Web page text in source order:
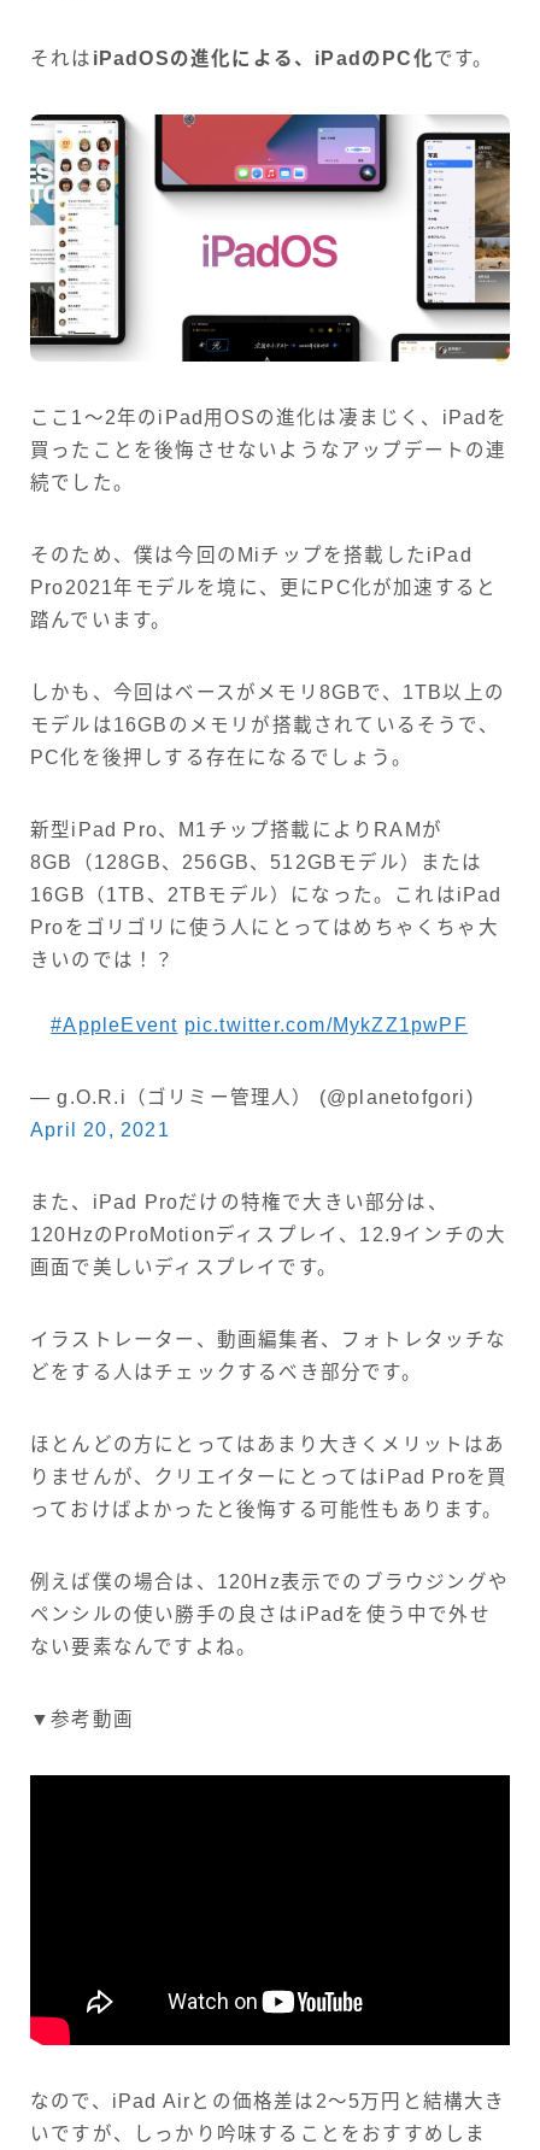
それは iPadOSの進化による、iPadのPC化です。
ここ1〜2年のiPad用OSの進化は凄まじく、iPadを
買ったことを後悔させないようなアップデートの連
続でした。
そのため、僕は今回のMiチップを搭載したiPad
Pro2021年モデルを境に、更にPC化が加速すると
踏んでいます。
しかも、今回はベースがメモリ8GBで、1TB以上の
モデルは16GBのメモリが搭載されているそうで、
PC化を後押しする存在になるでしょう。
新型iPad Pro、M1チップ搭載によりRAMが
8GB（128GB、256GB、512GBモデル）または
16GB（1TB、2TBモデル）になった。これはiPad
Proをゴリゴリに使う人にとってはめちゃくちゃ大
きいのでは！？
#AppleEvent pic.twitter.com/MykZZ1pwPF
— g.O.R.i（ゴリミー管理人） (@planetofgori)
April 20, 2021
また、iPad Proだけの特権で大きい部分は、
120HzのProMotionディスプレイ、12.9インチの大
画面で美しいディスプレイです。
イラストレーター、動画編集者、フォトレタッチな
どをする人はチェックするべき部分です。
ほとんどの方にとってはあまり大きくメリットはあ
りませんが、クリエイターにとってはiPad Proを買
っておけばよかったと後悔する可能性もあります。
例えば僕の場合は、120Hz表示でのブラウジングや
ペンシルの使い勝手の良さはiPadを使う中で外せ
ない要素なんですよね。
▼参考動画
なので、iPad Airとの価格差は2～5万円と結構大き
いですが、しっかり吟味することをおすすめしま